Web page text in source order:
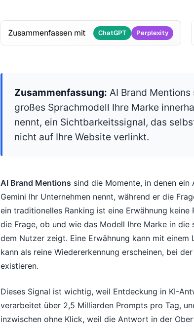
Zusammenfassen mit ChatGPT Perplexity
Zusammenfassung: AI Brand
großes Sprachmodell Ihre Marke
nennt, ein Sichtbarkeitssignal, das
nicht auf Ihre Website verlinkt.
AI Brand Mentions sind die Momente, in denen
Gemini Ihr Unternehmen nennt, während er die
ein traditionelles Ranking ist eine Erwähnung
die Frage, ob und wie das Modell Ihre Marke in
dem Nutzer zeigt. Eine Erwähnung kann mit einem
kann als reine Wiedererkennung erscheinen, bei
existieren.
Dieses Signal ist wichtig, weil Entdeckung in KI-
verarbeitet über 2,5 Milliarden Prompts pro Tag,
inzwischen ohne Klick, weil die Antwort in der